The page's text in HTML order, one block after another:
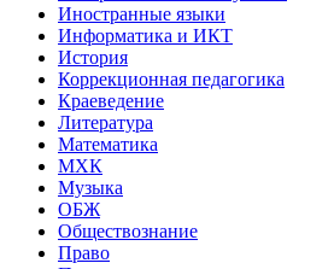
Иностранные языки
Информатика и ИКТ
История
Коррекционная педагогика
Краеведение
Литература
Математика
МХК
Музыка
ОБЖ
Обществознание
Право